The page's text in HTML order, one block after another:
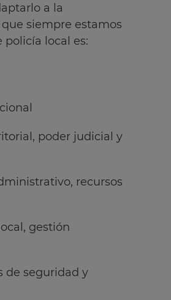
a la
siempre estamos
policía local es:
poder judicial y
recursos
gestión
de seguridad y